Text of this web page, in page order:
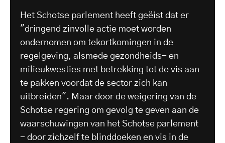
Het Schotse parlement heeft geëist dat er
"dringend zinvolle actie moet worden
ondernomen om tekortkomingen in de
regelgeving, alsmede gezondheids- en
milieukwesties met betrekking tot de vis aan
te pakken voordat de sector zich kan
uitbreiden". Maar door de weigering van de
Schotse regering om gevolg te geven aan de
waarschuwingen van het Schotse parlement
- door zichzelf te blinddoeken en vis in de